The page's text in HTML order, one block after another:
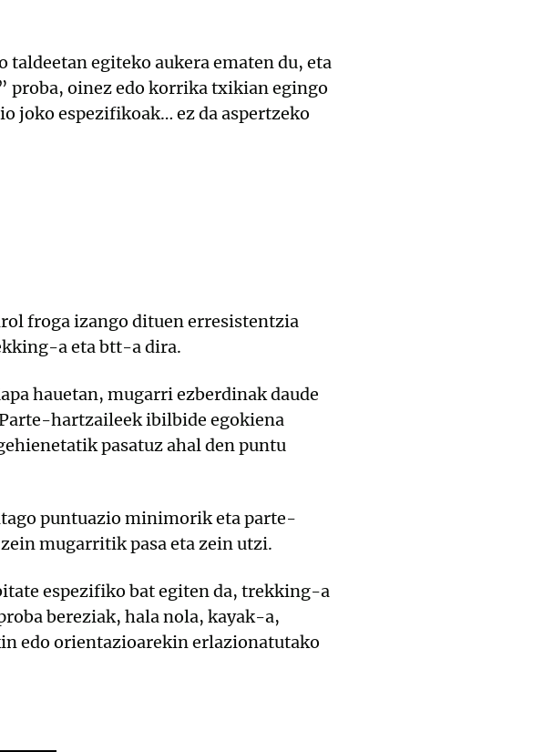
egiteko aukera ematen du, eta
proba, oinez edo korrika txikian egingo
joko espezifikoak… ez da aspertzeko
froga izango dituen erresistentzia
a eta btt-a dira.
hauetan, mugarri ezberdinak daude
hartzaileek ibilbide egokiena
pasatuz ahal den puntu
puntuazio minimorik eta parte-
mugarritik pasa eta zein utzi.
espezifiko bat egiten da, trekking-a
bereziak, hala nola, kayak-a,
edo orientazioarekin erlazionatutako